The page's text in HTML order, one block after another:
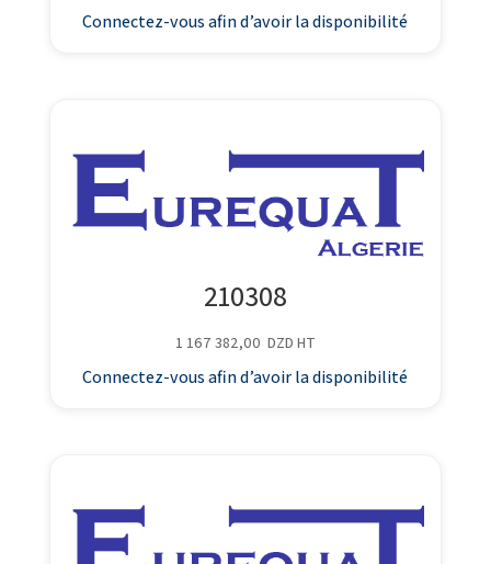
Connectez-vous afin d’avoir la disponibilité
210308
1 167 382,00 DZD HT
Connectez-vous afin d’avoir la disponibilité